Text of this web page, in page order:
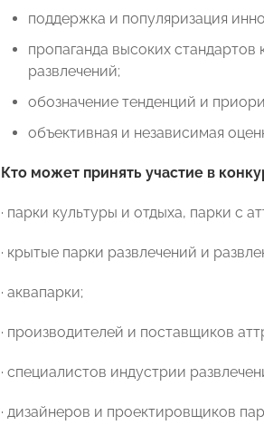
поддержка и популяризация
пропаганда высоких
развлечений;
обозначение тенденций и
объективная и независимая
Кто может принять участие в
· парки культуры и отдыха, парки с
· крытые парки развлечений и
· аквапарки;
· производителей и поставщиков
· специалистов индустрии
· дизайнеров и проектировщиков